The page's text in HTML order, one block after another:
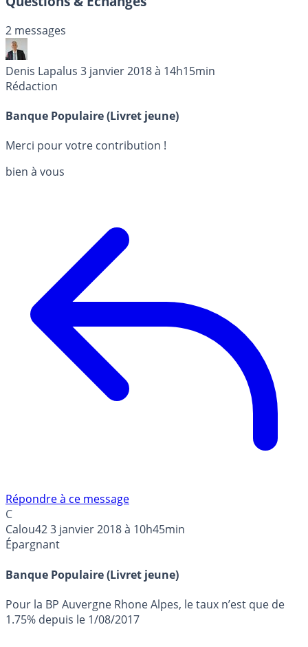
2 messages
Denis Lapalus 3 janvier 2018 à 14h15min
Rédaction
Banque Populaire (Livret jeune)
Merci pour votre contribution !
bien à vous
Répondre à ce message
C
Calou423 janvier 2018 à 10h45min
Épargnant
Banque Populaire (Livret jeune)
Pour la BP Auvergne Rhone Alpes, le taux n’est que de
1.75% depuis le 1/08/2017